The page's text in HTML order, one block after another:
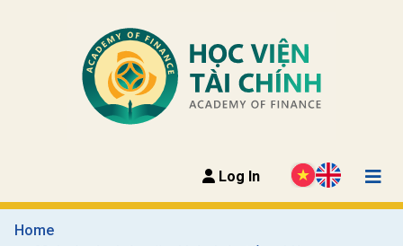
Log In
Home